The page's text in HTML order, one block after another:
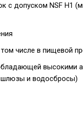
допуском NSF H1
числе в пищевой
высокими
шлюзы и водосбросы)